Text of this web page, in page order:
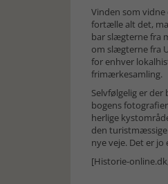
Vinden som
fortælle alt det,
bar slægterne fra
om slægterne fra
for enhver
frimærkesamling.
Selvfølgelig er
bogens
herlige
den
nye veje. Det er
[Historie-